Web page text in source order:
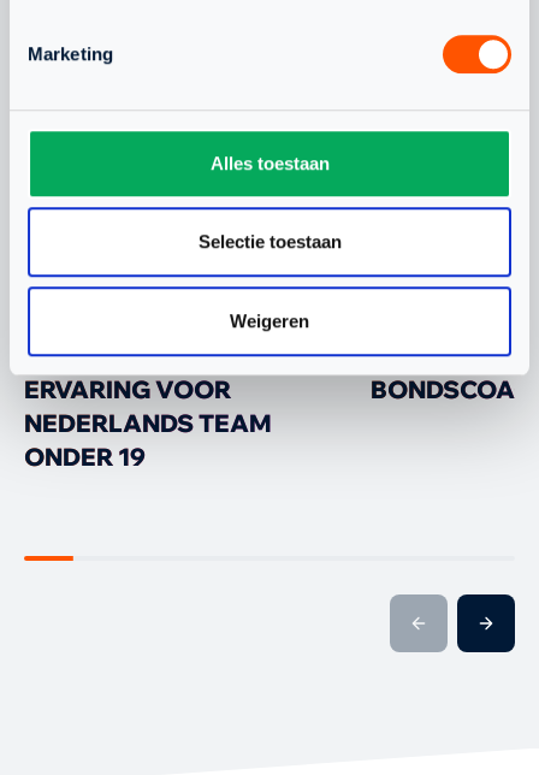
Marketing
Alles toestaan
Selectie toestaan
Weigeren
JEUGD
WAARDEVOLLE WK-
ERVARING VOOR
NEDERLANDS TEAM
ONDER 19
NLTEAM
CHANEL